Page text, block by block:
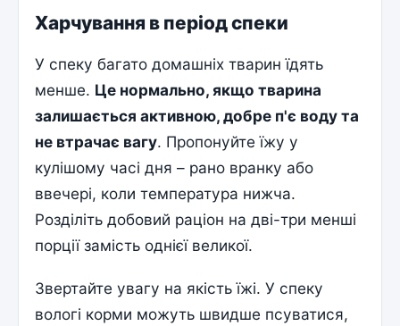
Харчування в період спеки
У спеку багато домашніх тварин їдять
менше. Це нормально, якщо тварина
залишається активною, добре п'є воду та
не втрачає вагу. Пропонуйте їжу у
кулішому часі дня – рано вранку або
ввечері, коли температура нижча.
Розділіть добовий раціон на дві-три менші
порції замість однієї великої.
Звертайте увагу на якість їжі. У спеку
вологі корми можуть швидше псуватися,